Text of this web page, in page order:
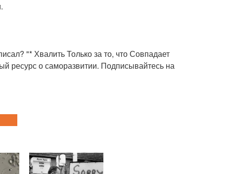
"* Хвалить Только за то, что Совпадает
ресурс о саморазвитии. Подписывайтесь на